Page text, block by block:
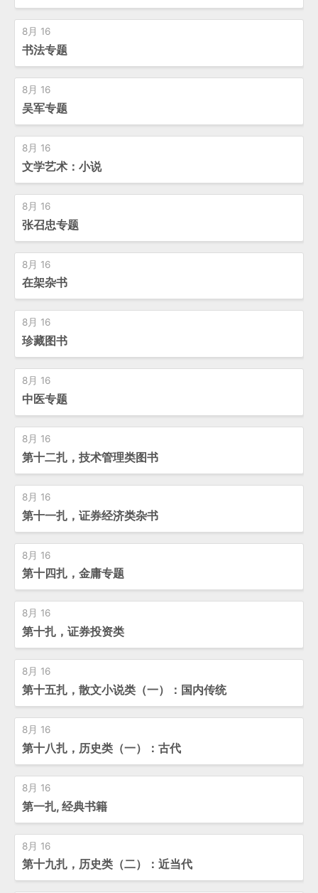
8月 16
书法专题
8月 16
吴军专题
8月 16
文学艺术：小说
8月 16
张召忠专题
8月 16
在架杂书
8月 16
珍藏图书
8月 16
中医专题
8月 16
第十二扎，技术管理类图书
8月 16
第十一扎，证券经济类杂书
8月 16
第十四扎，金庸专题
8月 16
第十扎，证券投资类
8月 16
第十五扎，散文小说类（一）：国内传统
8月 16
第十八扎，历史类（一）：古代
8月 16
第一扎, 经典书籍
8月 16
第十九扎，历史类（二）：近当代